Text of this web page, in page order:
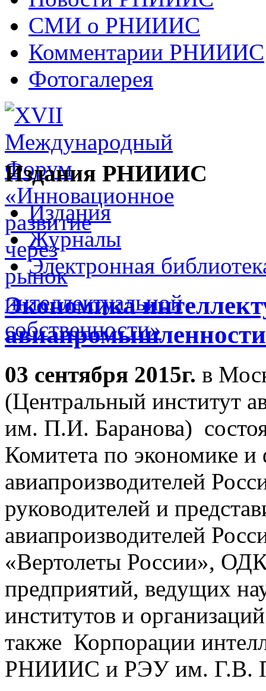
СМИ о РНИИИС
Комментарии РНИИИС
Фотогалерея
Издания РНИИИС
Издания
Журналы
Электронная
Экономика
авиапромышленности
03 сентября 2015г. в
(Центральный институт
им. П.И. Баранова)
Комитета по экономике
авиапроизводителей
руководителей и
авиапроизводителей
«Вертолеты России»,
предприятий, ведущих
институтов и
также Корпорации
РНИИИС и РЭУ им. Г.В.